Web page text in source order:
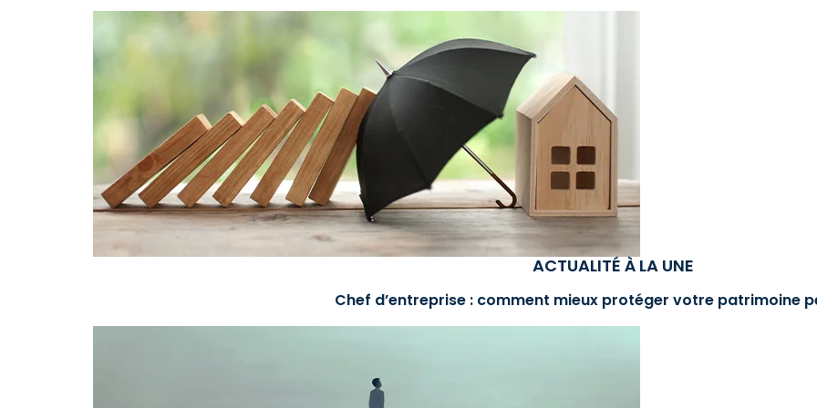
ACTUALITÉ À LA UNE
Chef d’entreprise : comment mieux protéger votre patrimoine